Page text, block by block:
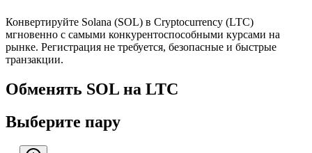
Конвертируйте Solana (SOL) в Cryptocurrency (LTC)
мгновенно с самыми конкурентоспособными курсами на
рынке. Регистрация не требуется, безопасные и быстрые
транзакции.
Обменять SOL на LTC
Выберите пару